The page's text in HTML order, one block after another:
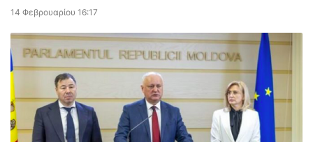
14 Φεβρουαρίου 16:17